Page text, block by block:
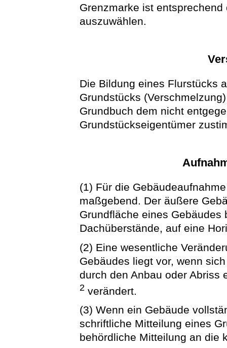
Grenzmarke ist
auszuwählen.
Die Bildung eines Flurstücks
Grundstücks
Grundbuch dem nicht
Grundstückseigentümer
(1) Für die
maßgebend. Der äußere
Grundfläche eines
Dachüberstände, auf eine
(2) Eine wesentliche
Gebäudes liegt vor, wenn
durch den Anbau oder Abriss
2 verändert.
(3) Wenn ein Gebäude
schriftliche Mitteilung eines
behördliche Mitteilung an die